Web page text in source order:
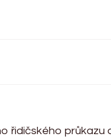
řidičského průkazu